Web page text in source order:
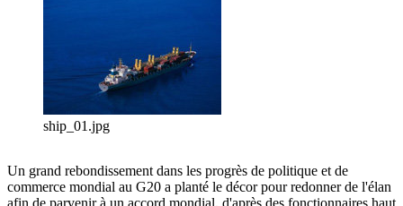
ship_01.jpg
Un grand rebondissement dans les progrès de politique et de
commerce mondial au G20 a planté le décor pour redonner de l'élan